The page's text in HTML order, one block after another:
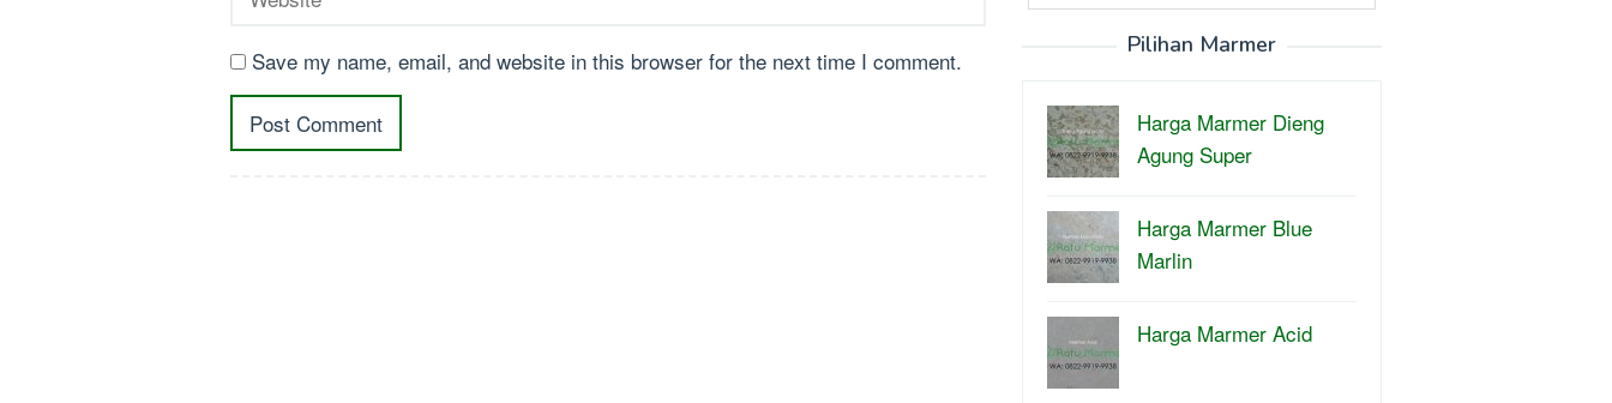
Save my name, email, and website in this browser for the next time I comment.
Pilihan Marmer
Harga Marmer Dieng
Agung Super
Harga Marmer Blue
Marlin
Harga Marmer Acid